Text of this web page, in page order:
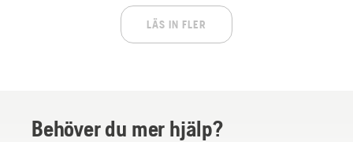
LÄS IN FLER
Behöver du mer hjälp?